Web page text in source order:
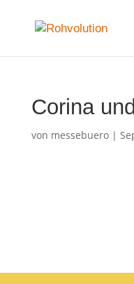
Corina
von messebuero|